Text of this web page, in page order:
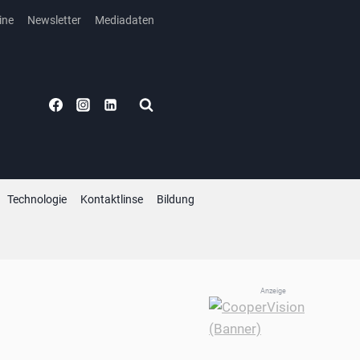
Newsletter Mediadaten
Technologie Kontaktlinse Bildung
Anzeige